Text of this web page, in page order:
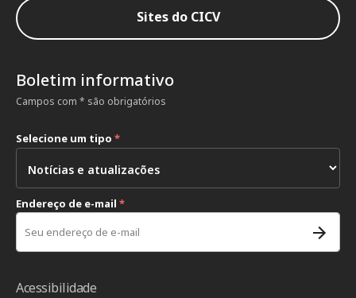
Sites do CICV
Boletim informativo
Campos com * são obrigatórios
Selecione um tipo *
Endereço de e-mail *
Acessibilidade